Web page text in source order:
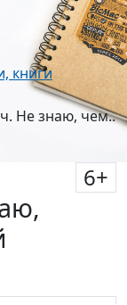
книги
Не знаю, чем..
6+